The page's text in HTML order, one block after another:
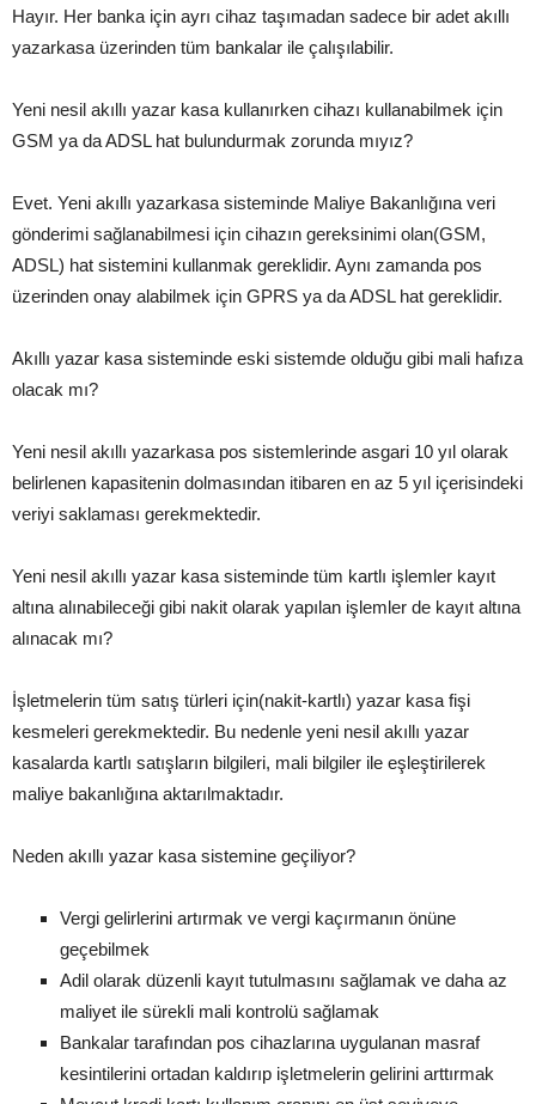
Hayır. Her banka için ayrı cihaz taşımadan sadece bir adet akıllı
yazarkasa üzerinden tüm bankalar ile çalışılabilir.
Yeni nesil akıllı yazar kasa kullanırken cihazı kullanabilmek için
GSM ya da ADSL hat bulundurmak zorunda mıyız?
Evet. Yeni akıllı yazarkasa sisteminde Maliye Bakanlığına veri
gönderimi sağlanabilmesi için cihazın gereksinimi olan(GSM,
ADSL) hat sistemini kullanmak gereklidir. Aynı zamanda pos
üzerinden onay alabilmek için GPRS ya da ADSL hat gereklidir.
Akıllı yazar kasa sisteminde eski sistemde olduğu gibi mali hafıza
olacak mı?
Yeni nesil akıllı yazarkasa pos sistemlerinde asgari 10 yıl olarak
belirlenen kapasitenin dolmasından itibaren en az 5 yıl içerisindeki
veriyi saklaması gerekmektedir.
Yeni nesil akıllı yazar kasa sisteminde tüm kartlı işlemler kayıt
altına alınabileceği gibi nakit olarak yapılan işlemler de kayıt altına
alınacak mı?
İşletmelerin tüm satış türleri için(nakit-kartlı) yazar kasa fişi
kesmeleri gerekmektedir. Bu nedenle yeni nesil akıllı yazar
kasalarda kartlı satışların bilgileri, mali bilgiler ile eşleştirilerek
maliye bakanlığına aktarılmaktadır.
Neden akıllı yazar kasa sistemine geçiliyor?
Vergi gelirlerini artırmak ve vergi kaçırmanın önüne
geçebilmek
Adil olarak düzenli kayıt tutulmasını sağlamak ve daha az
maliyet ile sürekli mali kontrolü sağlamak
Bankalar tarafından pos cihazlarına uygulanan masraf
kesintilerini ortadan kaldırıp işletmelerin gelirini arttırmak